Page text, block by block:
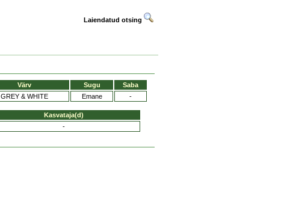
Laiendatud otsing
Värv Sugu
Saba
GREY & WHITE Emane -
Kasvataja(d)
-